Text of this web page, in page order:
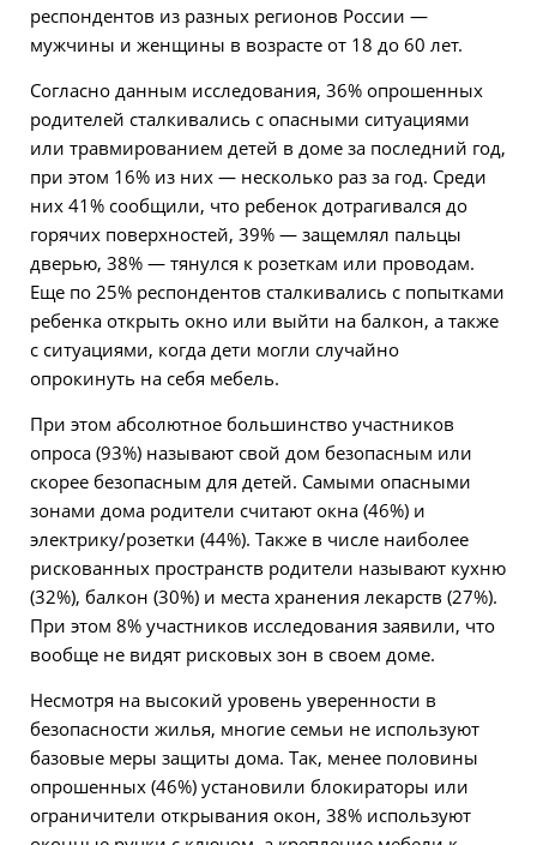
респондентов из разных регионов России —
мужчины и женщины в возрасте от 18 до 60 лет.
Согласно данным исследования, 36% опрошенных
родителей сталкивались с опасными ситуациями
или травмированием детей в доме за последний год,
при этом 16% из них — несколько раз за год. Среди
них 41% сообщили, что ребенок дотрагивался до
горячих поверхностей, 39% — защемлял пальцы
дверью, 38% — тянулся к розеткам или проводам.
Еще по 25% респондентов сталкивались с попытками
ребенка открыть окно или выйти на балкон, а также
с ситуациями, когда дети могли случайно
опрокинуть на себя мебель.
При этом абсолютное большинство участников
опроса (93%) называют свой дом безопасным или
скорее безопасным для детей. Самыми опасными
зонами дома родители считают окна (46%) и
электрику/розетки (44%). Также в числе наиболее
рискованных пространств родители называют кухню
(32%), балкон (30%) и места хранения лекарств (27%).
При этом 8% участников исследования заявили, что
вообще не видят рисковых зон в своем доме.
Несмотря на высокий уровень уверенности в
безопасности жилья, многие семьи не используют
базовые меры защиты дома. Так, менее половины
опрошенных (46%) установили блокираторы или
ограничители открывания окон, 38% используют